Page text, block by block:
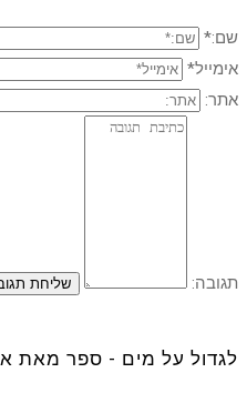
שם:*
אימייל*
אתר:
תגובה:
לגדול על מים - ספר מאת